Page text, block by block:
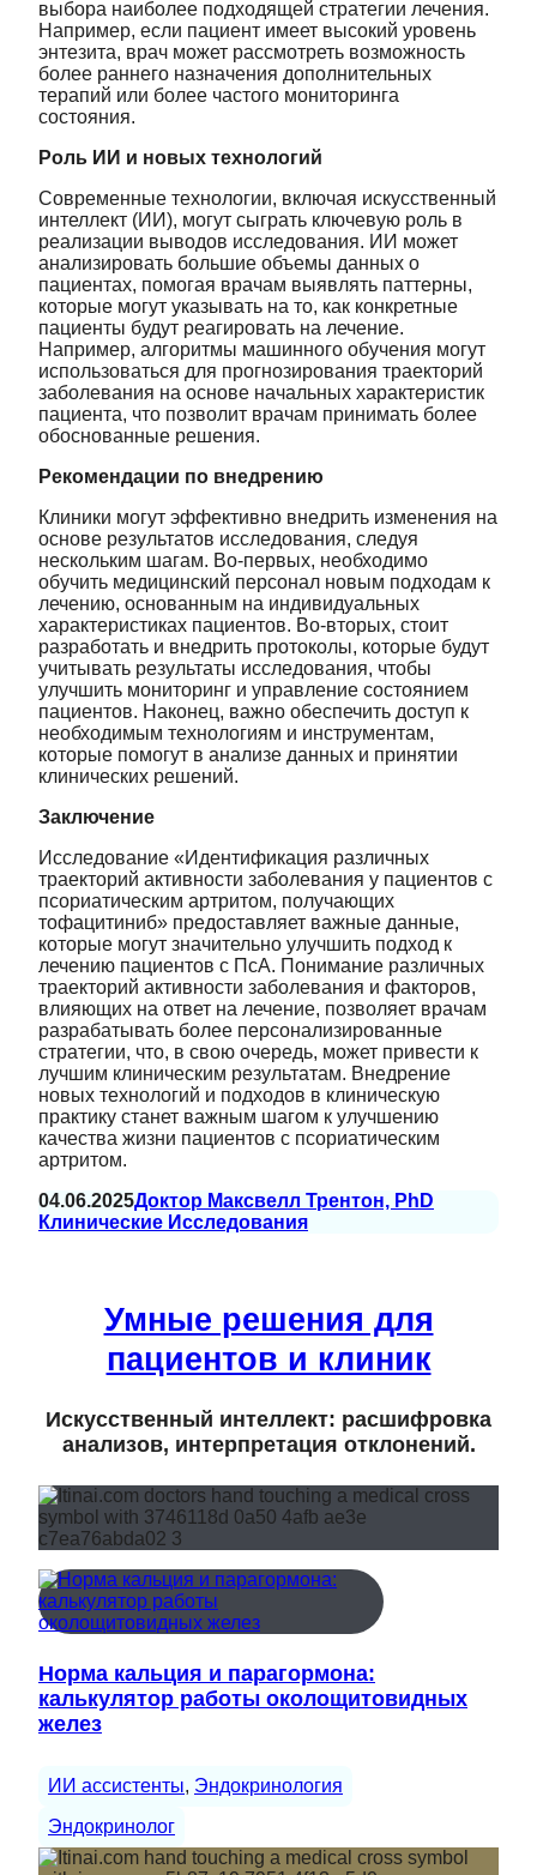
выбора наиболее подходящей стратегии лечения.
Например, если пациент имеет высокий уровень
энтезита, врач может рассмотреть возможность
более раннего назначения дополнительных
терапий или более частого мониторинга
состояния.
Роль ИИ и новых технологий
Современные технологии, включая искусственный
интеллект (ИИ), могут сыграть ключевую роль в
реализации выводов исследования. ИИ может
анализировать большие объемы данных о
пациентах, помогая врачам выявлять паттерны,
которые могут указывать на то, как конкретные
пациенты будут реагировать на лечение.
Например, алгоритмы машинного обучения могут
использоваться для прогнозирования траекторий
заболевания на основе начальных характеристик
пациента, что позволит врачам принимать более
обоснованные решения.
Рекомендации по внедрению
Клиники могут эффективно внедрить изменения на
основе результатов исследования, следуя
нескольким шагам. Во-первых, необходимо
обучить медицинский персонал новым подходам к
лечению, основанным на индивидуальных
характеристиках пациентов. Во-вторых, стоит
разработать и внедрить протоколы, которые будут
учитывать результаты исследования, чтобы
улучшить мониторинг и управление состоянием
пациентов. Наконец, важно обеспечить доступ к
необходимым технологиям и инструментам,
которые помогут в анализе данных и принятии
клинических решений.
Заключение
Исследование «Идентификация различных
траекторий активности заболевания у пациентов с
псориатическим артритом, получающих
тофацитиниб» предоставляет важные данные,
которые могут значительно улучшить подход к
лечению пациентов с ПсА. Понимание различных
траекторий активности заболевания и факторов,
влияющих на ответ на лечение, позволяет врачам
разрабатывать более персонализированные
стратегии, что, в свою очередь, может привести к
лучшим клиническим результатам. Внедрение
новых технологий и подходов в клиническую
практику станет важным шагом к улучшению
качества жизни пациентов с псориатическим
артритом.
04.06.2025Доктор Максвелл Трентон, PhD
Клинические Исследования
Умные решения для
пациентов и клиник
Искусственный интеллект: расшифровка
анализов, интерпретация отклонений.
Норма кальция и парагормона:
калькулятор работы околощитовидных
желез
ИИ ассистенты, Эндокринология
Эндокринолог